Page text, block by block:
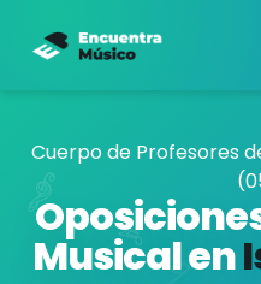
Cuerpo de Profesores
Musical en